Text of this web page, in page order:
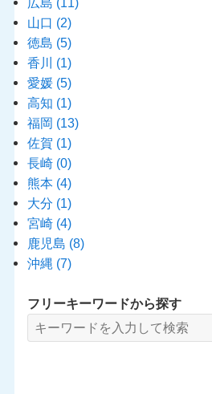
山口 (2)
徳島 (5)
香川 (1)
愛媛 (5)
高知 (1)
福岡 (13)
佐賀 (1)
長崎 (0)
熊本 (4)
大分 (1)
宮崎 (4)
鹿児島 (8)
沖縄 (7)
フリーキーワードから探す